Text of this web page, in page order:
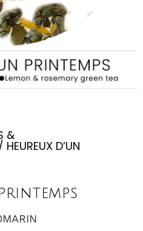
&
HEUREUX D’UN